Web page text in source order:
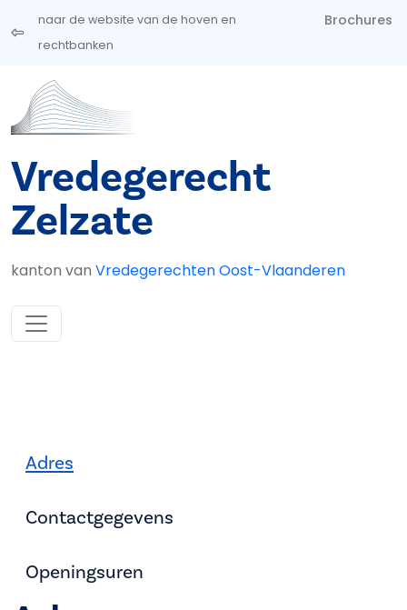
Overslaan en naar de inhoud gaan
naar de website van de hoven en
rechtbanken
Brochures
Vredegerecht
Zelzate
kanton van Vredegerechten Oost-Vlaanderen
Adres
Contactgegevens
Openingsuren